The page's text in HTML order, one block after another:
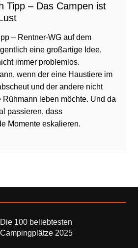
Tipp – Das Campen ist
– Rentner-WG auf dem
eine großartige Idee,
immer problemlos.
wenn der eine Haustiere im
und der andere nicht
leben möchte. Und da
passieren, dass
Momente eskalieren.
Die 100 beliebtesten
Campingplätze 2025